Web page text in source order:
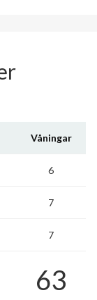
Våningar
6
7
7